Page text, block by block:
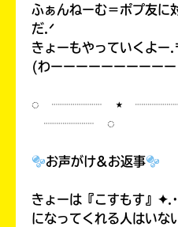
ふぁんねーむ＝ポプ友に
だ.ᐟ
きょーもやっていくよー
◌ ┈┈┈┈ ⋆
┈┈┈┈ ◌
お声がけ&お返事
きょーは『こすもす』
になってくれる人はいな